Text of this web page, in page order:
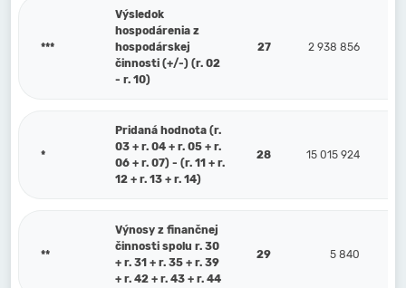
***
Výsledok
hospodárenia z
hospodárskej
činnosti (+/-) (r. 02
- r. 10)
27 2 938 856
*
Pridaná hodnota (r.
03 + r. 04 + r. 05 + r.
06 + r. 07) - (r. 11 + r.
12 + r. 13 + r. 14)
28 15 015 924
**
Výnosy z finančnej
činnosti spolu r. 30
+ r. 31 + r. 35 + r. 39
+ r. 42 + r. 43 + r. 44
29 5 840